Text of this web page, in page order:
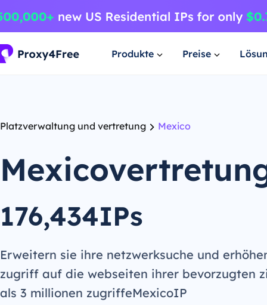
Produkte Preise
Platzverwaltung und vertretung Mexico
176,434IPs
Erweitern sie ihre netzwerksuche und
zugriff auf die webseiten ihrer bevorzugten
als 3 millionen zugriffeMexicoIP